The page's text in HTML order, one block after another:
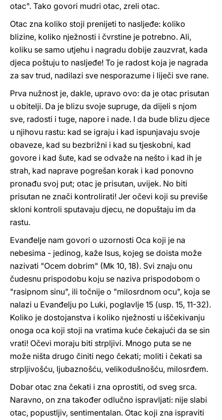
otac". Tako govori mudri otac, zreli otac.
Otac zna koliko stoji prenijeti to nasljeđe: koliko
blizine, koliko nježnosti i čvrstine je potrebno. Ali,
koliku se samo utjehu i nagradu dobije zauzvrat, kada
djeca poštuju to nasljeđe! To je radost koja je nagrada
za sav trud, nadilazi sve nesporazume i liječi sve rane.
Prva nužnost je, dakle, upravo ovo: da je otac prisutan
u obitelji. Da je blizu svoje supruge, da dijeli s njom
sve, radosti i tuge, napore i nade. I da bude blizu djece
u njihovu rastu: kad se igraju i kad ispunjavaju svoje
obaveze, kad su bezbrižni i kad su tjeskobni, kad
govore i kad šute, kad se odvaže na nešto i kad ih je
strah, kad naprave pogrešan korak i kad ponovno
pronađu svoj put; otac je prisutan, uvijek. No biti
prisutan ne znači kontrolirati! Jer očevi koji su previše
skloni kontroli sputavaju djecu, ne dopuštaju im da
rastu.
Evanđelje nam govori o uzornosti Oca koji je na
nebesima - jedinog, kaže Isus, kojeg se doista može
nazivati "Ocem dobrim" (Mk 10, 18). Svi znaju onu
čudesnu prispodobu koju se naziva prispodobom o
"rasipnom sinu", ili točnije o "milosrdnom ocu", koja se
nalazi u Evanđelju po Luki, poglavlje 15 (usp. 15, 11-32).
Koliko je dostojanstva i koliko nježnosti u iščekivanju
onoga oca koji stoji na vratima kuće čekajući da se sin
vrati! Očevi moraju biti strpljivi. Mnogo puta se ne
može ništa drugo činiti nego čekati; moliti i čekati sa
strpljivošću, ljubaznošću, velikodušnošću, milosrđem.
Dobar otac zna čekati i zna oprostiti, od sveg srca.
Naravno, on zna također odlučno ispravljati: nije slabi
otac, popustljiv, sentimentalan. Otac koji zna ispraviti